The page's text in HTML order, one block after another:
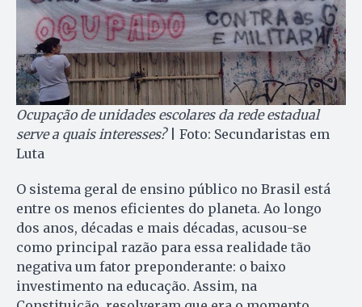
Ocupação de unidades escolares da rede estadual
serve a quais interesses?| Foto: Secundaristas em
Luta
O sistema geral de ensino público no Brasil está
entre os menos eficientes do planeta. Ao longo
dos anos, décadas e mais décadas, acusou-se
como principal razão para essa realidade tão
negativa um fator preponderante: o baixo
investimento na educação. Assim, na